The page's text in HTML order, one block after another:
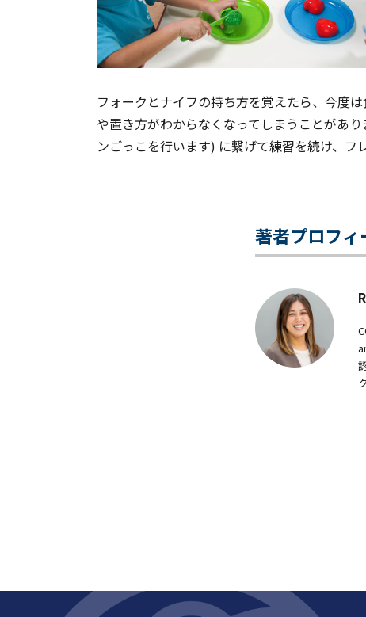
フォークとナイフの持ち方を覚えたら、今度
や置き方がわからなくなってしまうことがあ
ンごっこを行います) に繋げて練習を続け、フ
著者プロフィ